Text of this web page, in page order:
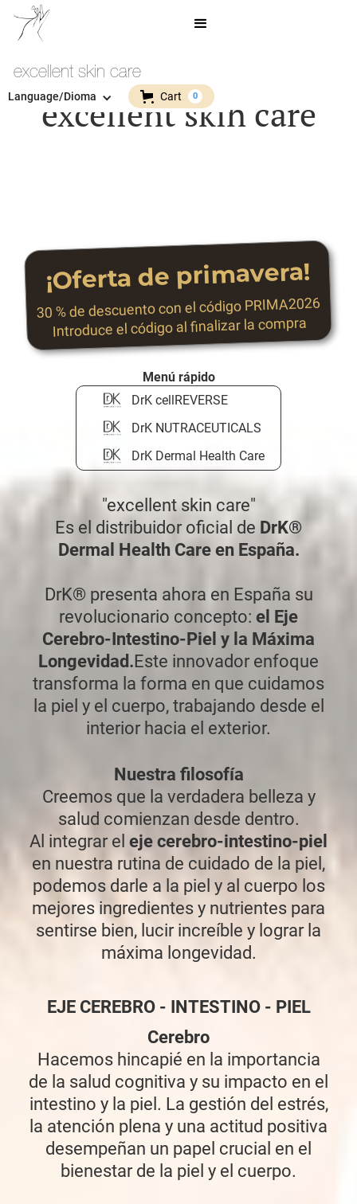
excellent skin care
Language/Dioma Cart 0
excellent skin care
¡Oferta de primavera!
30 % de descuento con el código PRIMA2026
Introduce el código al finalizar la compra
Menú rápido
DrK cellREVERSE
DrK NUTRACEUTICALS
DrK Dermal Health Care
"excellent skin care"
Es el distribuidor oficial de DrK®
Dermal Health Care en España.
DrK® presenta ahora en España su
revolucionario concepto: el Eje
Cerebro-Intestino-Piel y la Máxima
Longevidad.Este innovador enfoque
transforma la forma en que cuidamos
la piel y el cuerpo, trabajando desde el
interior hacia el exterior.
Nuestra filosofía
Creemos que la verdadera belleza y
salud comienzan desde dentro.
Al integrar el eje cerebro-intestino-piel
en nuestra rutina de cuidado de la piel,
podemos darle a la piel y al cuerpo los
mejores ingredientes y nutrientes para
sentirse bien, lucir increíble y lograr la
máxima longevidad.
EJE CEREBRO - INTESTINO - PIEL
Cerebro
Hacemos hincapié en la importancia
de la salud cognitiva y su impacto en el
intestino y la piel. La gestión del estrés,
la atención plena y una actitud positiva
desempeñan un papel crucial en el
bienestar de la piel y el cuerpo.